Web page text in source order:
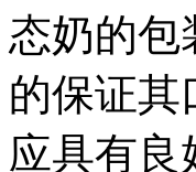
态奶的包
的保证其
应具有良